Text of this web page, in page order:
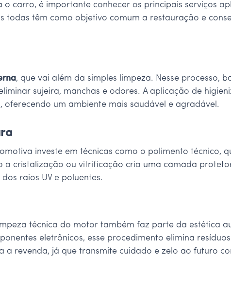
carro, é importante conhecer os principais serviços
todas têm como objetivo comum a restauração e
, que vai além da simples limpeza. Nesse processo,
sujeira, manchas e odores. A aplicação de
um ambiente mais saudável e agradável.
investe em técnicas como o polimento técnico,
a cristalização ou vitrificação cria uma camada
raios UV e poluentes.
técnica do motor também faz parte da estética
eletrônicos, esse procedimento elimina
revenda, já que transmite cuidado e zelo ao futuro